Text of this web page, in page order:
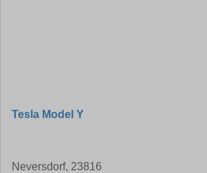
Tesla Model Y
Neversdorf, 23816